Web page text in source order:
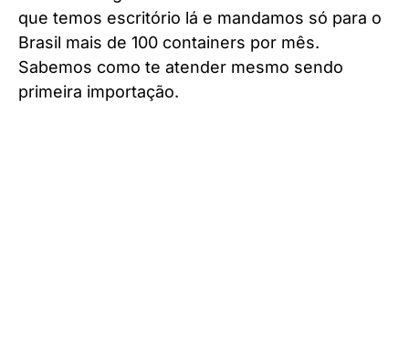
que temos escritório lá e mandamos só para o
Brasil mais de 100 containers por mês.
Sabemos como te atender mesmo sendo
primeira importação.